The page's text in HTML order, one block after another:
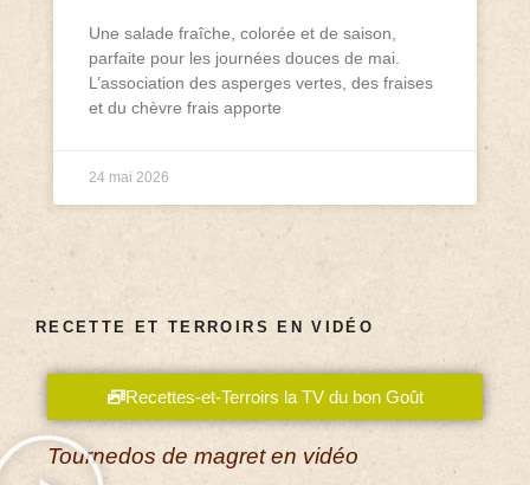
Une salade fraîche, colorée et de saison,
parfaite pour les journées douces de mai.
L’association des asperges vertes, des fraises
et du chèvre frais apporte
24 mai 2026
RECETTE ET TERROIRS EN VIDÉO
Recettes-et-Terroirs la TV du bon Goût
Tournedos de magret en vidéo